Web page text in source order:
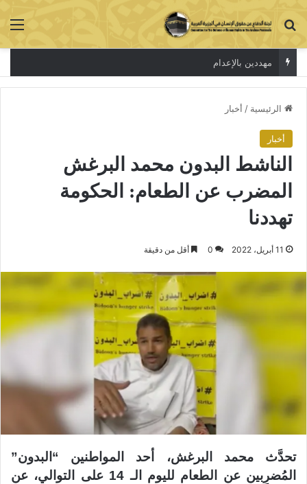
بحث عن
مهددين بالإعدام
الرئيسية / أخبار
أخبار
الناشط البدون محمد البرغش
المضرب عن الطعام: الحكومة
تهددنا
11 أبريل، 2022 0 أقل من دقيقة
تحدَّث محمد البرغش، أحد المواطنين “البدون”
المُضرِبين عن الطعام لليوم الـ 14 على التوالي، عن